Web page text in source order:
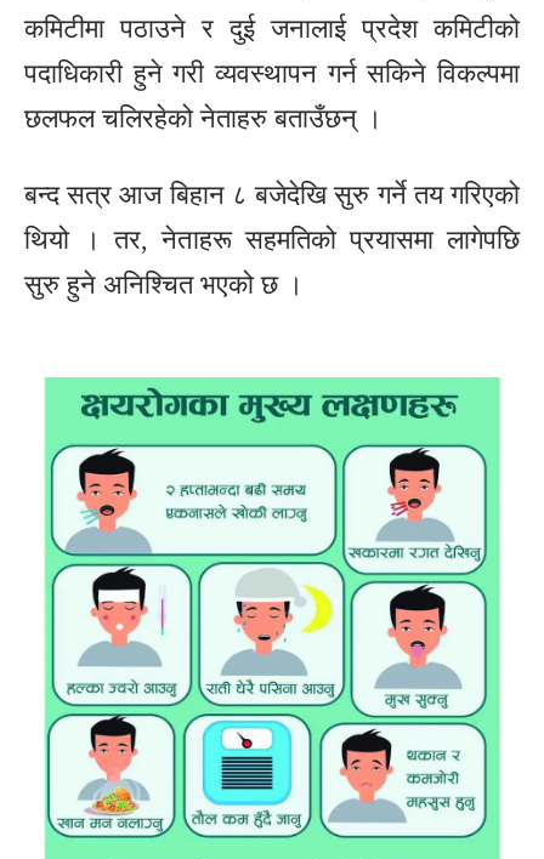
कमिटीमा पठाउने र दुई जनालाई प्रदेश कमिटीको
पदाधिकारी हुने गरी व्यवस्थापन गर्न सकिने विकल्पमा
छलफल चलिरहेको नेताहरु बताउँछन् ।
बन्द सत्र आज बिहान ८ बजेदेखि सुरु गर्ने तय गरिएको
थियो । तर, नेताहरू सहमतिको प्रयासमा लागेपछि
सुरु हुने अनिश्चित भएको छ ।